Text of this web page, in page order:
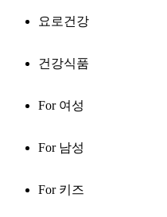
요로건강
건강식품
For 여성
For 남성
For 키즈